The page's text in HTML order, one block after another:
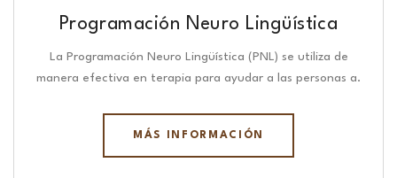
Programación Neuro Lingüística​
La Programación Neuro Lingüística (PNL) se utiliza de
manera efectiva en terapia para ayudar a las personas a.
MÁS INFORMACIÓN